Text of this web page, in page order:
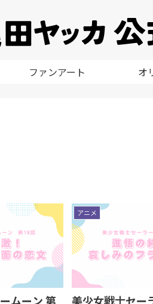
ファンアート オ
ムーン 第
アニメ
美少女戦士セー